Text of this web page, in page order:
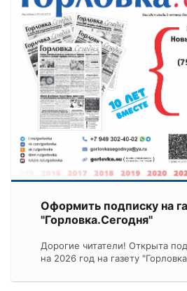
Оформить подписку на
"Горловка.Сегодня"
Дорогие читатели! Открыта
на 2026 год на газету